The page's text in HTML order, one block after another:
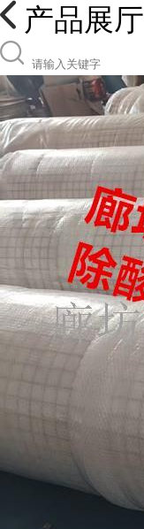
产品展厅